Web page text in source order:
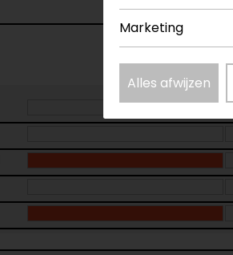
Marketing
Alles afwijzen